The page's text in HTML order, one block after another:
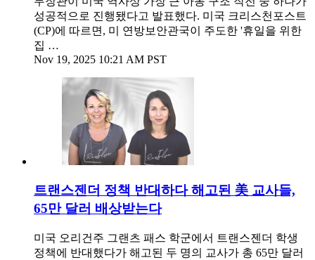
성공적으로 진행됐다고 발표했다. 미국 크리스천포스트
(CP)에 따르면, 미 연방보안관국이 주도한 '휴일을 위한
집 …
Nov 19, 2025 10:21 AM PST
트랜스젠더 정책 반대하다 해고된 美 교사들,
65만 달러 배상받는다
미국 오리건주 그랜츠 패스 학군에서 트랜스젠더 학생
정책에 반대했다가 해고된 두 명의 교사가 총 65만 달러